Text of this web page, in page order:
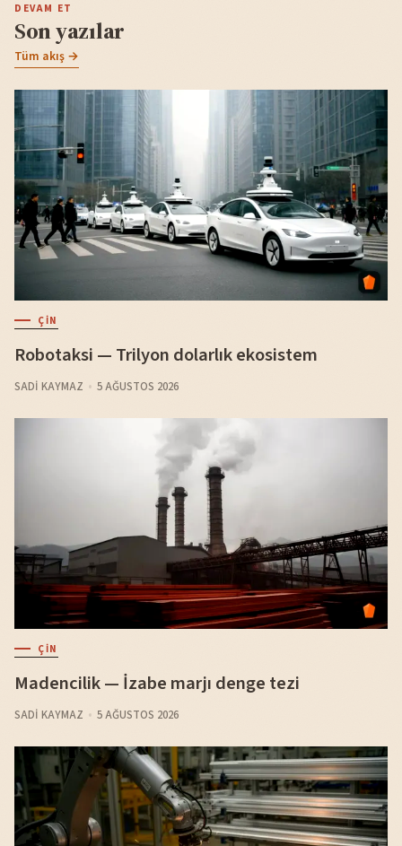
DEVAM ET
Son yazılar
Tüm akış →
ÇIN
Robotaksi — Trilyon dolarlık ekosistem
SADI KAYMAZ 5 AĞUSTOS 2026
ÇIN
Madencilik — İzabe marjı denge tezi
SADI KAYMAZ 5 AĞUSTOS 2026